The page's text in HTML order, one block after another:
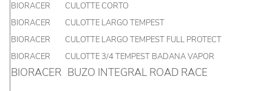
BIORACER
CULOTTE CORTO
BIORACER
CULOTTE LARGO TEMPEST
BIORACER
CULOTTE LARGO TEMPEST FULL PROTECT
BIORACER
CULOTTE 3/4 TEMPEST BADANA VAPOR
BIORACER BUZO INTEGRAL ROAD RACE